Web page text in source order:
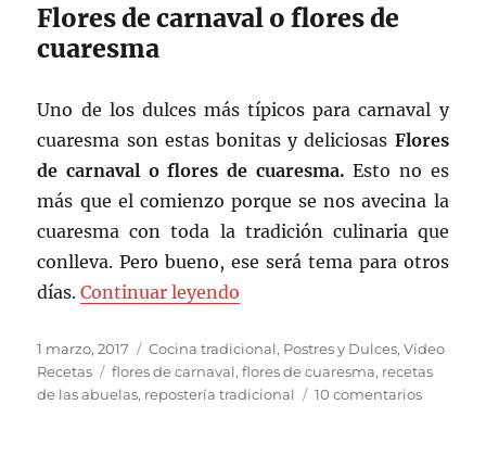
Flores de carnaval o flores de
cuaresma
Uno de los dulces más típicos para carnaval y
cuaresma son estas bonitas y deliciosas Flores
de carnaval o flores de cuaresma.Esto no es
más que el comienzo porque se nos avecina la
cuaresma con toda la tradición culinaria que
conlleva. Pero bueno, ese será tema para otros
días.Continuar leyendo
Publicado
el
1 marzo, 2017 Categorías
Cocina tradicional, Postres y Dulces,Vídeo
Recetas
Etiquetas
flores de carnaval,flores de cuaresma, recetas
de las abuelas, repostería tradicional 10 comentariosen